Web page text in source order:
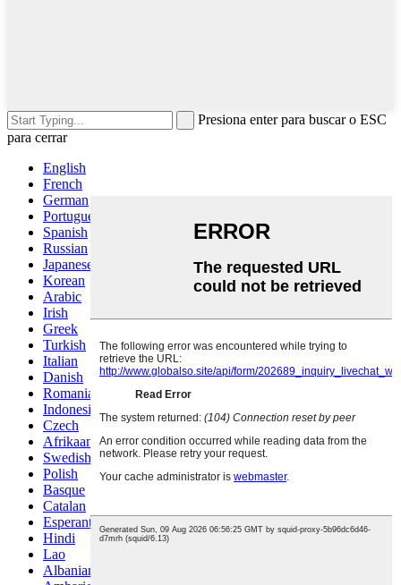
Presiona enter para buscar o ESC
para cerrar
English
French
German
Portuguese
Spanish
Russian
Japanese
Korean
Arabic
Irish
Greek
Turkish
Italian
Danish
Romanian
Indonesian
Czech
Afrikaans
Swedish
Polish
Basque
Catalan
Esperanto
Hindi
Lao
Albanian